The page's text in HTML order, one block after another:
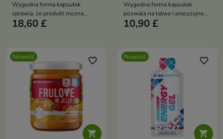
Wygodna forma kapsułek
sprawia, że produkt można
łatwo zabrać ze sobą i stosować
18,60 £
Wygodna forma kapsułek
pozwala na łatwe i precyzyjne
dawkowanie
10,90 £
Nowość

favorite_border Nowość

favorite_border